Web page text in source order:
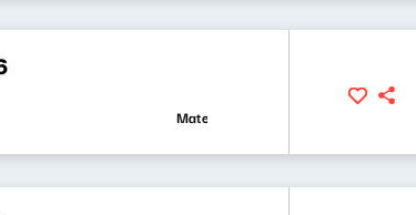
Mateusz Andruszkiewicz, Zuzanna Iłenda